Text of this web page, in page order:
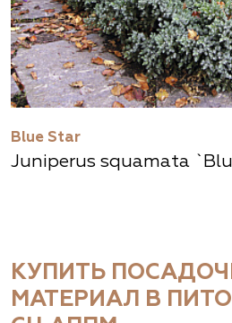
Blue Star
Juniperus squamata
КУПИТЬ
МАТЕРИАЛ В